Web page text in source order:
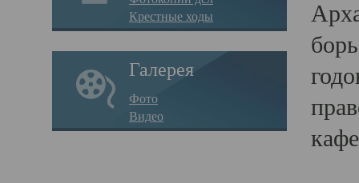
Крестные ходы
Галерея
Фото
Видео